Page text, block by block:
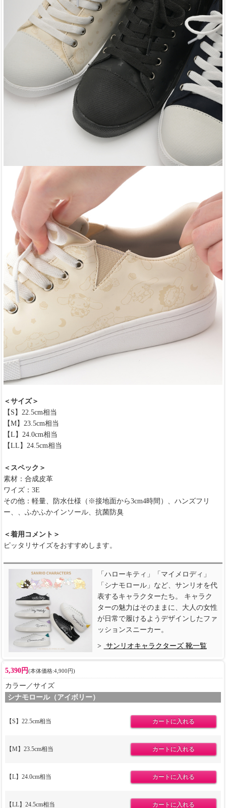
＜サイズ＞
【S】22.5cm相当
【M】23.5cm相当
【L】24.0cm相当
【LL】24.5cm相当
＜スペック＞
素材：合成皮革
ワイズ：3E
その他：軽量、防水仕様（※接地面から3cm4時間）、ハンズフリ
ー、、ふかふかインソール、抗菌防臭
＜着用コメント＞
ピッタリサイズをおすすめします。
「ハローキティ」「マイメロディ」
「シナモロール」など、サンリオを代
表するキャラクターたち。 キャラク
ターの魅力はそのままに、大人の女性
が日常で履けるようデザインしたファ
ッションスニーカー。
サンリオキャラクターズ 靴一覧
5,390円(本体価格:4,900円)
カラー／サイズ
シナモロール（アイボリー）
【S】22.5cm相当
【M】23.5cm相当
【L】24.0cm相当
【LL】24.5cm相当